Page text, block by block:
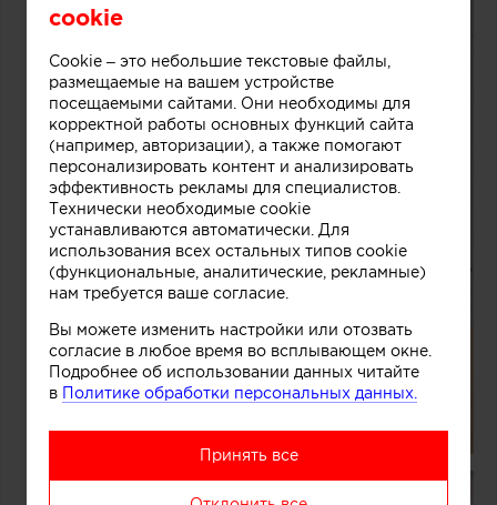
cookie
Cookie – это небольшие текстовые файлы,
размещаемые на вашем устройстве
посещаемыми сайтами. Они необходимы для
корректной работы основных функций сайта
(например, авторизации), а также помогают
персонализировать контент и анализировать
эффективность рекламы для специалистов.
Технически необходимые cookie
устанавливаются автоматически. Для
использования всех остальных типов cookie
(функциональные, аналитические, рекламные)
нам требуется ваше согласие.
Вы можете изменить настройки или отозвать
согласие в любое время во всплывающем окне.
Подробнее об использовании данных читайте
в Политике обработки персональных данных.
Принять все